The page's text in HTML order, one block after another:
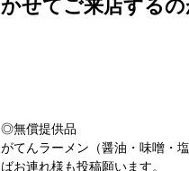
かせてご来店する
◎無償提供品
がてんラーメン（醤油・味噌・
ばお連れ様も投稿願います。